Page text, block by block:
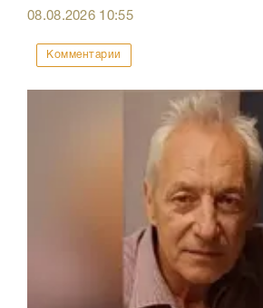
08.08.2026 10:55
Комментарии